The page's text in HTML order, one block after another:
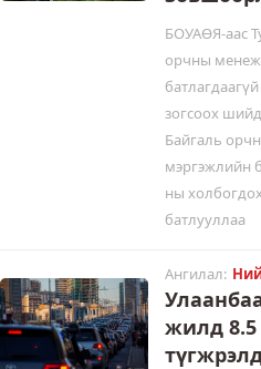
БОУАӨЯ-аас
орчны
зогсоох
Байгаль
мэргэжлийн
ны
батлууллаа
Ангилал:
жилд 8.5